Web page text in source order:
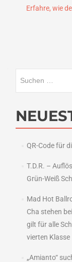
Erfahre, wie
QR-Code für
T.D.R. –
Grün-Weiß
Mad Hot
Cha stehen
gilt für alle
vierten Klasse
„Amianto“